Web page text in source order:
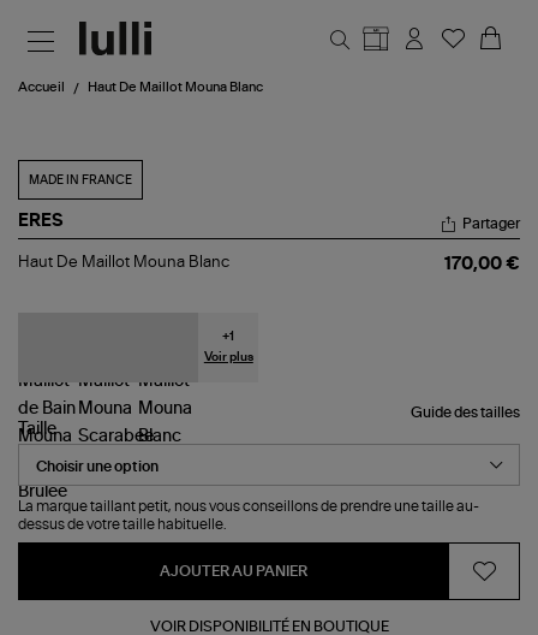
Accueil Haut De Maillot Mouna Blanc
MADE IN FRANCE
ERES
Haut
Partager
Haut De Maillot Mouna Blanc 170,00 €
+1
Voir plus
Guide des tailles
Taille
La marque taillant petit, nous vous conseillons de prendre une taille au-
dessus de votre taille habituelle.
AJOUTER AU PANIER
VOIR DISPONIBILITÉ EN BOUTIQUE